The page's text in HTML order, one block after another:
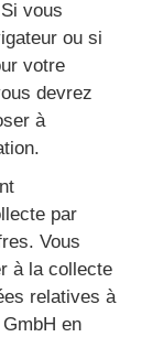
vous
ou si
votre
devrez
à
par
Vous
à la collecte
relatives à
en